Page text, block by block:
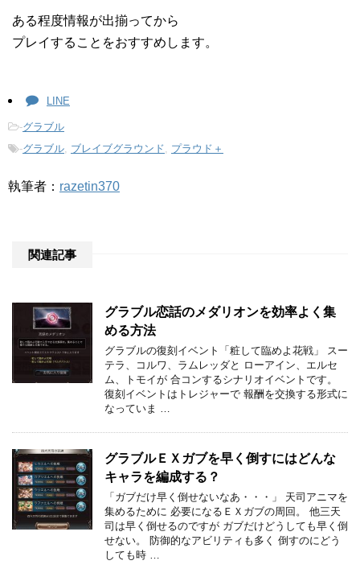
ある程度情報が出揃ってから
プレイすることをおすすめします。
LINE
-グラブル
-グラブル ブレイブグラウンド プラウド＋
執筆者： razetin370
関連記事
グラブル恋話のメダリオンを効率よく集
める方法
グラブルの復刻イベント「粧して臨めよ花戦」 スー
テラ、コルワ、ラムレッダと ローアイン、エルセ
ム、トモイが 合コンするシナリオイベントです。
復刻イベントはトレジャーで 報酬を交換する形式に
なっていま …
グラブルＥＸガブを早く倒すにはどんな
キャラを編成する？
「ガブだけ早く倒せないなあ・・・」 天司アニマを
集めるために 必要になるＥＸガブの周回。 他三天
司は早く倒せるのですが ガブだけどうしても早く倒
せない。 防御的なアビリティも多く 倒すのにどう
しても時 …